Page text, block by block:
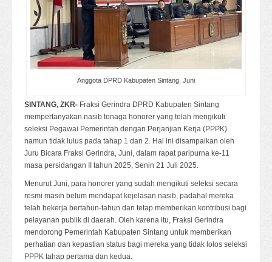
Anggota DPRD Kabupaten Sintang, Juni
SINTANG, ZKR- Fraksi Gerindra DPRD Kabupaten Sintang
mempertanyakan nasib tenaga honorer yang telah mengikuti
seleksi Pegawai Pemerintah dengan Perjanjian Kerja (PPPK)
namun tidak lulus pada tahap 1 dan 2. Hal ini disampaikan oleh
Juru Bicara Fraksi Gerindra, Juni, dalam rapat paripurna ke-11
masa persidangan II tahun 2025, Senin 21 Juli 2025.
Menurut Juni, para honorer yang sudah mengikuti seleksi secara
resmi masih belum mendapat kejelasan nasib, padahal mereka
telah bekerja bertahun-tahun dan tetap memberikan kontribusi bagi
pelayanan publik di daerah. Oleh karena itu, Fraksi Gerindra
mendorong Pemerintah Kabupaten Sintang untuk memberikan
perhatian dan kepastian status bagi mereka yang tidak lolos seleksi
PPPK tahap pertama dan kedua.